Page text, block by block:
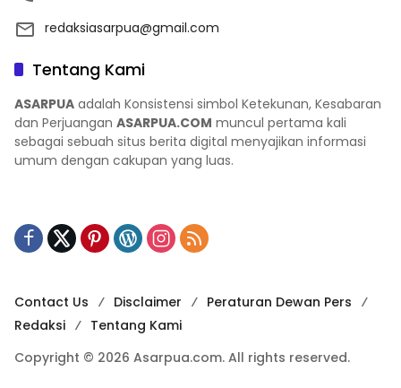
redaksiasarpua@gmail.com
Tentang Kami
ASARPUA adalah Konsistensi simbol Ketekunan, Kesabaran
dan Perjuangan ASARPUA.COM muncul pertama kali
sebagai sebuah situs berita digital menyajikan informasi
umum dengan cakupan yang luas.
Contact Us Disclaimer
Peraturan Dewan Pers
Redaksi
Tentang Kami
Copyright © 2026 Asarpua.com. All rights reserved.